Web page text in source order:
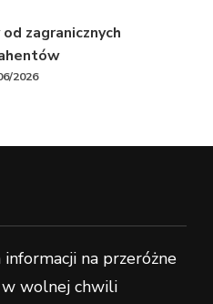
zagranicznych
2026
informacji na przeróżne
w wolnej chwili